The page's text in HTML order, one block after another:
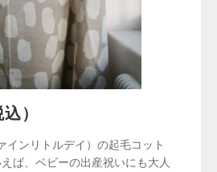
）
インリトルデイ）の起毛コット
ば、ベビーの出産祝いにも大人